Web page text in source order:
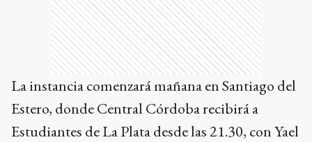
La instancia comenzará mañana en Santiago del
Estero, donde Central Córdoba recibirá a
Estudiantes de La Plata desde las 21.30, con Yael